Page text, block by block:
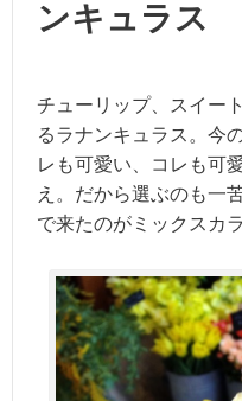
ンキュラス
チューリップ、スイー
るラナンキュラス。今
レも可愛い、コレも可
え。だから選ぶのも一
で来たのがミックスカ